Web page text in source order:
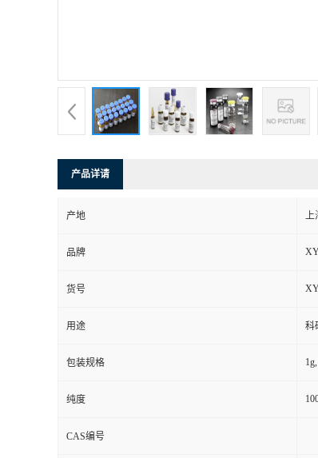
产品详请
产地 上
品牌
货号
用途 科
包装规格 1g,
纯度
CAS编号